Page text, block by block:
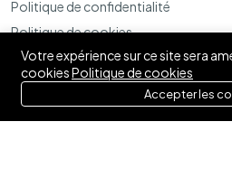
Politique de confidentialité
Politique de cookies
Termes et conditions d'utilisations
Votre expérience sur ce site sera
cookiesPolitique de cookies
Accepter les